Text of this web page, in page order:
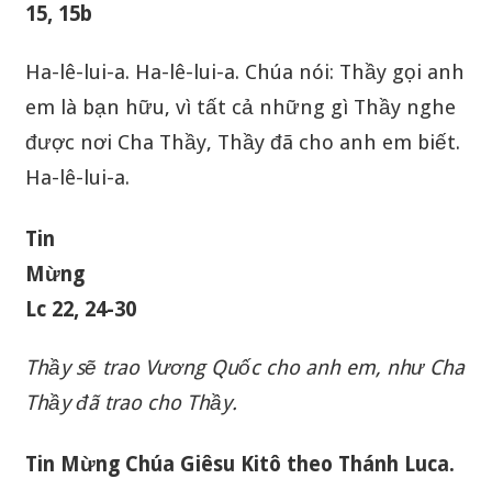
15, 15b
Ha-lê-lui-a. Ha-lê-lui-a. Chúa nói: Thầy gọi anh
em là bạn hữu, vì tất cả những gì Thầy nghe
được nơi Cha Thầy, Thầy đã cho anh em biết.
Ha-lê-lui-a.
Tin
Lc 22, 24-30
Thầy sẽ trao Vương Quốc cho anh em, như Cha
Thầy đã trao cho Thầy.
Tin Mừng Chúa Giêsu Kitô theo Thánh Luca.